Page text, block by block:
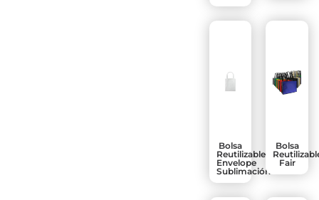
Bolsa
Reutilizable
Envelope
Sublimación
Bolsa
Fair